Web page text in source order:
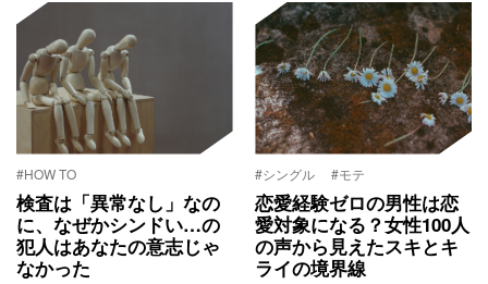
#HOW TO
検査は「異常なし」なの
に、なぜかシンドい…の
犯人はあなたの意志じゃ
なかった
#シングル #モテ
恋愛経験ゼロの男性は恋
愛対象になる？女性100人
の声から見えたスキとキ
ライの境界線